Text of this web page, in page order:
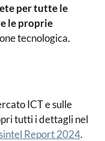
per tutte le
le proprie
tecnologica.
ICT e sulle
tutti i dettagli nel
Report 2024.